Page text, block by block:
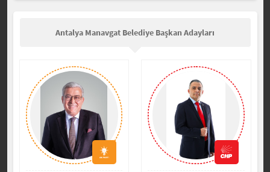
Antalya Manavgat Belediye Başkan Adayları